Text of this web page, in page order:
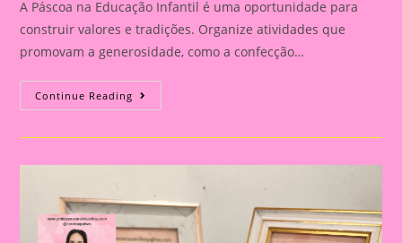
A Páscoa na Educação Infantil é uma oportunidade para
construir valores e tradições. Organize atividades que
promovam a generosidade, como a confecção…
Continue Reading Páscoa
E
Infantil:
E
Tradições|Lembrancinha
Páscoa
|Páscoa
21|